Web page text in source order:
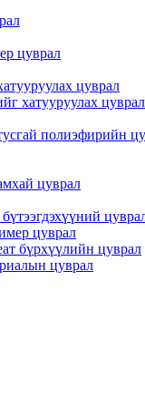
цуврал
цуврал
хатууруулах цуврал
полиэфирийн
цуврал
цуврал
бүрхүүлийн цуврал
цуврал